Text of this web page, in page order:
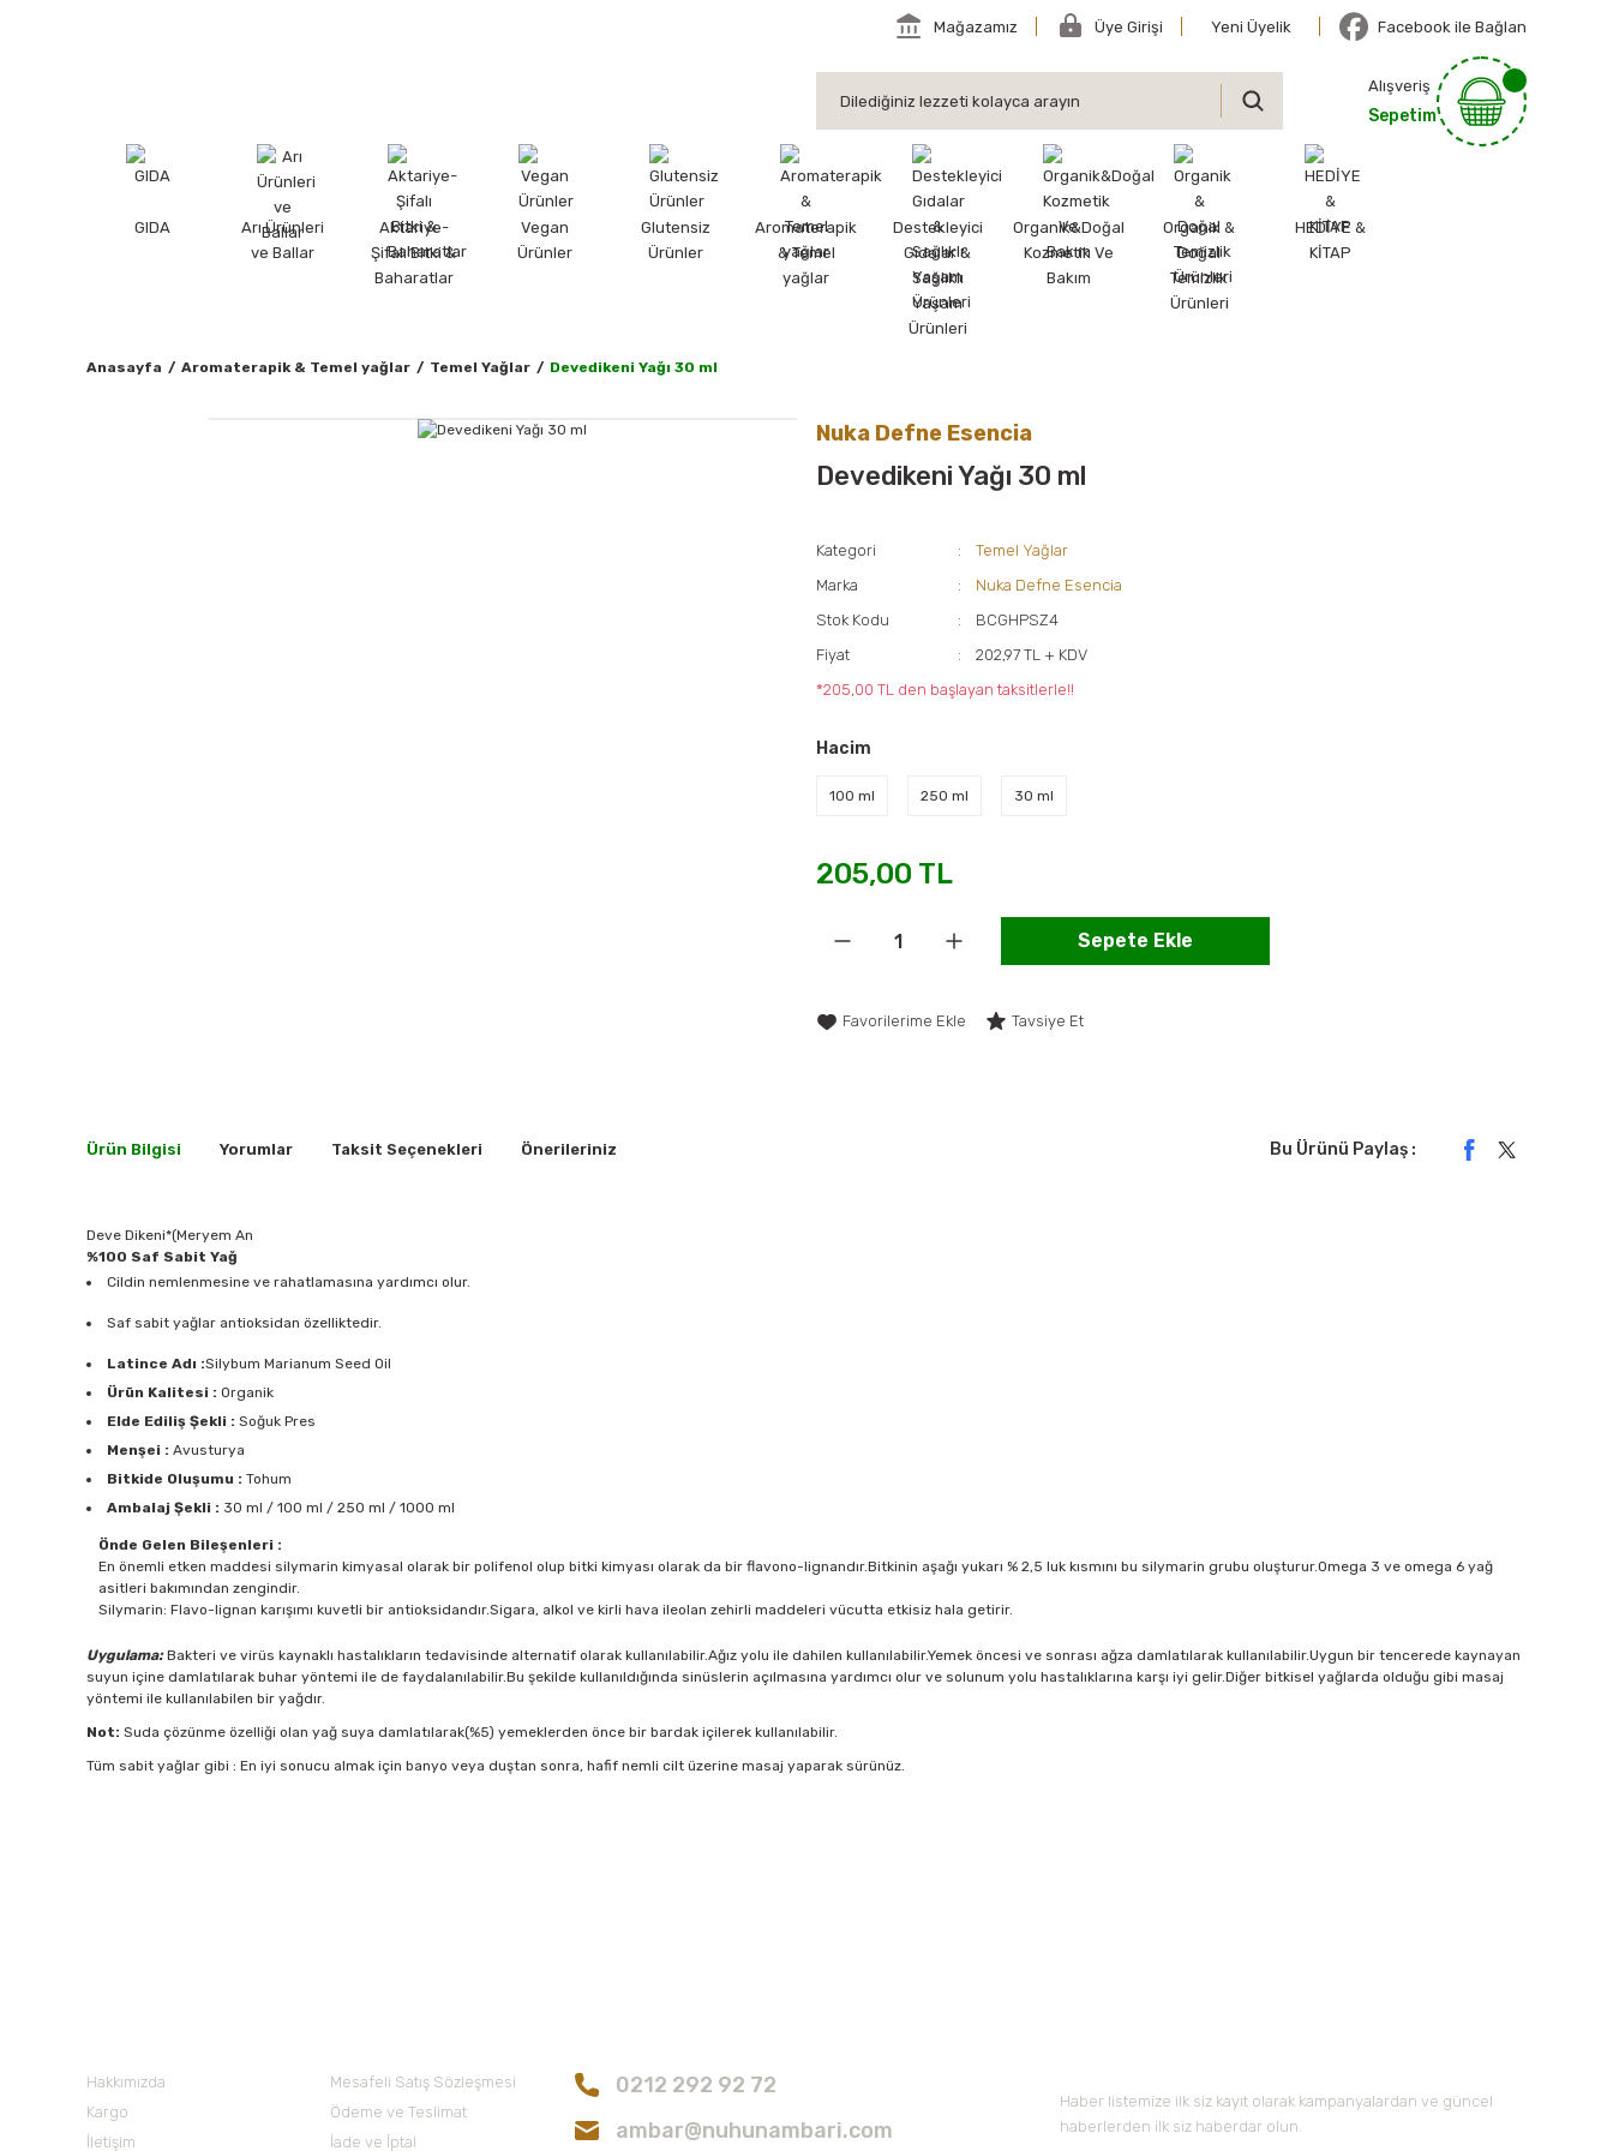
Mağazamız Üye Girişi Yeni Üyelik Facebook ile Bağlan
Alışveriş
Sepetim
GIDA
Arı Ürünleri
ve Ballar
Aktariye-
Şifalı Bitki &
Baharatlar
Vegan
Ürünler
Glutensiz
Ürünler
Aromaterapik
& Temel
yağlar
Destekleyici
Gıdalar &
Sağlıklı
Yaşam
Ürünleri
Organik&Doğal
Kozmetik Ve
Bakım
Organik &
Doğal
Temizlik
Ürünleri
HEDİYE &
KİTAP
Anasayfa Aromaterapik & Temel yağlar Temel Yağlar Devedikeni Yağı 30 ml
Nuka Defne Esencia
Devedikeni Yağı 30 ml
Kategori
Temel Yağlar
Marka
Nuka Defne Esencia
Stok Kodu
BCGHPSZ4
Fiyat
202,97 TL + KDV
*205,00 TL den başlayan taksitlerle!!
Hacim
100 ml 250 ml 30 ml
205,00 TL
Sepete Ekle
Tavsiye Et
Ürün Bilgisi Yorumlar Taksit Seçenekleri Önerileriniz Bu Ürünü Paylaş :
Deve Dikeni*(Meryem An
%100 Saf Sabit Yağ
Cildin nemlenmesine ve rahatlamasına yardımcı olur.
Saf sabit yağlar antioksidan özelliktedir.
Latince Adı :Silybum Marianum Seed Oil
Ürün Kalitesi : Organik
Elde Ediliş Şekli : Soğuk Pres
Menşei : Avusturya
Bitkide Oluşumu : Tohum
Ambalaj Şekli : 30 ml / 100 ml / 250 ml / 1000 ml
Önde Gelen Bileşenleri :
En önemli etken maddesi silymarin kimyasal olarak bir polifenol olup bitki kimyası olarak da bir flavono-lignandır.Bitkinin aşağı yukarı % 2,5 luk kısmını bu silymarin grubu oluşturur.Omega 3 ve omega 6 yağ
asitleri bakımından zengindir.
Silymarin: Flavo-lignan karışımı kuvetli bir antioksidandır.Sigara, alkol ve kirli hava ileolan zehirli maddeleri vücutta etkisiz hala getirir.
Uygulama:Bakteri ve virüs kaynaklı hastalıkların tedavisinde alternatif olarak kullanılabilir.Ağız yolu ile dahilen kullanılabilir.Yemek öncesi ve sonrası ağza damlatılarak kullanılabilir.Uygun bir tencerede kaynayan
suyun içine damlatılarak buhar yöntemi ile de faydalanılabilir.Bu şekilde kullanıldığında sinüslerin açılmasına yardımcı olur ve solunum yolu hastalıklarına karşı iyi gelir.Diğer bitkisel yağlarda olduğu gibi masaj
yöntemi ile kullanılabilen bir yağdır.
Not: Suda çözünme özelliği olan yağ suya damlatılarak(%5) yemeklerden önce bir bardak içilerek kullanılabilir.
Tüm sabit yağlar gibi : En iyi sonucu almak için banyo veya duştan sonra, hafif nemli cilt üzerine masaj yaparak sürünüz.
Hakkımızda
Kargo
İletişim
Mesafeli Satış Sözleşmesi
Ödeme ve Teslimat
İade ve İptal
0212 292 92 72
ambar@nuhunambari.com
Haber listemize ilk siz kayıt olarak kampanyalardan ve güncel
haberlerden ilk siz haberdar olun.